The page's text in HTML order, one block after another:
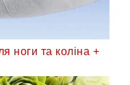
ноги та коліна +